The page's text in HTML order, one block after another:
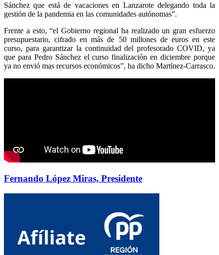
Sánchez que está de vacaciones en Lanzarote delegando toda la
gestión de la pandemia en las comunidades autónomas”.
Frente a esto, “el Gobierno regional ha realizado un gran esfuerzo
presupuestario, cifrado en más de 50 millones de euros en este
curso, para garantizar la continuidad del profesorado COVID, ya
que para Pedro Sánchez el curso finalización en diciembre porque
ya no envió mas recursos económicos”, ha dicho Martínez-Carrasco.
Fernando López Miras, Presidente